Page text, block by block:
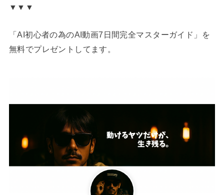
▼▼▼
「AI初心者の為のAI動画7日間完全マスターガイド」を
無料でプレゼントしてます。